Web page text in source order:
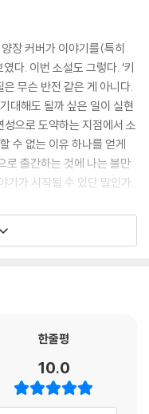
가 듣기로 저기 수녀원 그 양
선은 걸레받이 쪽으로 떨어
깐 있었어요.”
할 때는 조심하는 편이 좋
운 개를 곁에 두면 순한 개
하는 생각이 들었다. 그 나
기 모습을 마주할 수 있나?
커상 최종후보에 등극한 것
역대 부커상 후보에 오른 가
, 기꺼이 드러내지 않음과
작업을 ‘덜어내는 작업’이라
느낀다고 고백한다. 초기작
시선에서 전개되는 『이처
화나 너절한 설명을 피하는
이기도 하다. 키건은 등장인
는 것이 부적절하게 느껴진
한 예의에 달려 있다고 믿는
건은 무수한 의미를 압축
책을 추천한 신형철, 은유
번 더 읽었다”라는 후일담
장 커버가 이야기를(특히
다. 이번 소설도 그렇다. ‘키
무슨 반전 같은 게 아니다.
대해도 될까 싶은 일이 실현
으로 도약하는 지점에서 소
수 없는 이유 하나를 얻게
로 출간하는 것에 나는 불만
기가 시작될 수 있단 말인가.
침’에 관한 이야기다. 아니,
문장들은 서로 협력하고
에 이르는 점층 구조의 신비
이라는 견고한 세계가 무너
모든 이들과 나누고 싶다.
한줄평
10.0